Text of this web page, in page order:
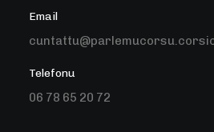
Email
Telefonu
06 78 65 20 72